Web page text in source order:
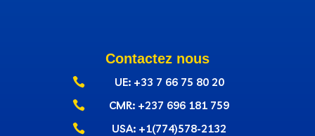
Contactez nous
 UE: +33 7 66 75 80 20
 CMR: +237‭ 696 181 759
 USA: +1(774)578-2132